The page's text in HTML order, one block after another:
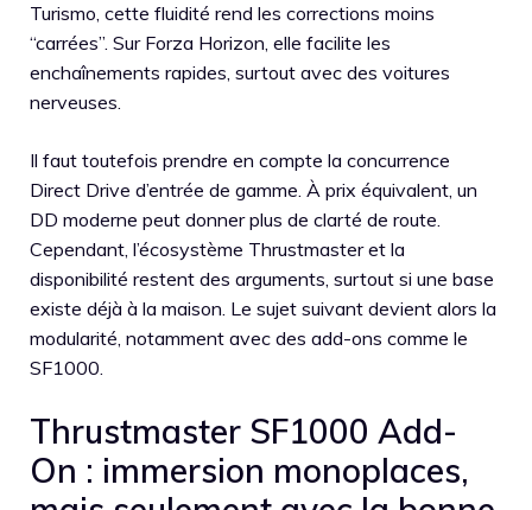
Turismo, cette fluidité rend les corrections moins
“carrées”. Sur Forza Horizon, elle facilite les
enchaînements rapides, surtout avec des voitures
nerveuses.
Il faut toutefois prendre en compte la concurrence
Direct Drive d’entrée de gamme. À prix équivalent, un
DD moderne peut donner plus de clarté de route.
Cependant, l’écosystème Thrustmaster et la
disponibilité restent des arguments, surtout si une base
existe déjà à la maison. Le sujet suivant devient alors la
modularité, notamment avec des add-ons comme le
SF1000.
Thrustmaster SF1000 Add-
On : immersion monoplaces,